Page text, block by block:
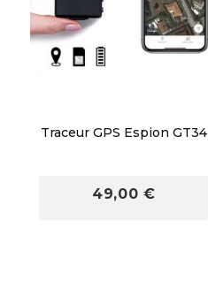
Traceur GPS Espion GT34
49,00 €